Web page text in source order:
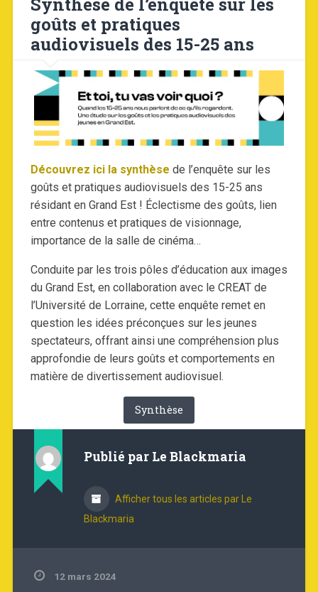
goûts et pratiques
audiovisuels des 15-25 ans
Découvrez ici la synthèse de l’enquête sur les
goûts et pratiques audiovisuels des 15-25 ans
résidant en Grand Est ! Éclectisme des goûts, lien
entre contenus et pratiques de visionnage,
importance de la salle de cinéma…
Conduite par les trois pôles d’éducation aux images
du Grand Est, en collaboration avec le CREAT de
l’Université de Lorraine, cette enquête remet en
question les idées préconçues sur les jeunes
spectateurs, offrant ainsi une compréhension plus
approfondie de leurs goûts et comportements en
matière de divertissement audiovisuel.
Synthèse
Publié par Le Blackmaria
Afficher tous les articles par Le
Blackmaria
12 mars 2024